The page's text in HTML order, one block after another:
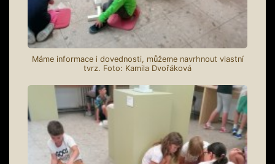
Máme informace i dovednosti, můžeme navrhnout vlastní
tvrz. Foto: Kamila Dvořáková